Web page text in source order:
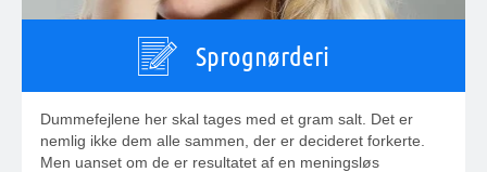
Sprognørderi
Dummefejlene her skal tages med et gram salt. Det er
nemlig ikke dem alle sammen, der er decideret forkerte.
Men uanset om de er resultatet af en meningsløs